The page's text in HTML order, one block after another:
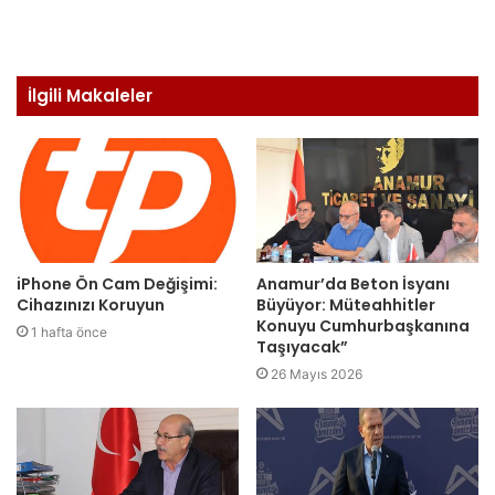
İlgili Makaleler
iPhone Ön Cam Değişimi:
Cihazınızı Koruyun
1 hafta önce
Anamur’da Beton İsyanı
Büyüyor: Müteahhitler
Konuyu Cumhurbaşkanına
Taşıyacak”
26 Mayıs 2026